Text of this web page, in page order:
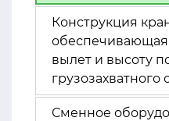
Конструкция
вылет и высоту
грузозахватного
Сменное